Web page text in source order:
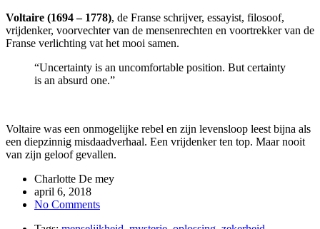
Voltaire (1694 – 1778), de Franse schrijver, essayist, filosoof,
vrijdenker, voorvechter van de mensenrechten en voortrekker van de
Franse verlichting vat het mooi samen.
“Uncertainty is an uncomfortable position. But certainty
is an absurd one.”
Voltaire was een onmogelijke rebel en zijn levensloop leest bijna als
een diepzinnig misdaadverhaal. Een vrijdenker ten top. Maar nooit
van zijn geloof gevallen.
Charlotte De mey
april 6, 2018
No Comments